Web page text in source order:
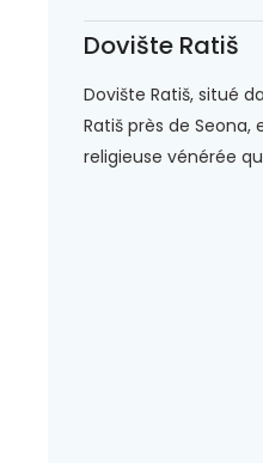
Dovište Ratiš
Dovište Ratiš, situé
Ratiš près de
religieuse vénérée